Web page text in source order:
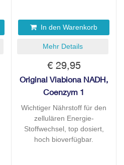
In den Warenkorb
Mehr Details
€ 29,95
Original Viabiona NADH,
Coenzym 1
Wichtiger Nährstoff für den
zellulären Energie-
Stoffwechsel, top dosiert,
hoch bioverfügbar.